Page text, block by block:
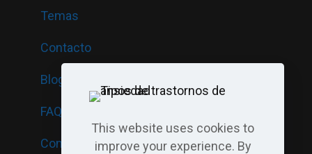
Temas
Contacto
Blog
FAQ · Preguntas frecuentes
Consentimiento informado
This website uses cookies to
improve your experience. By